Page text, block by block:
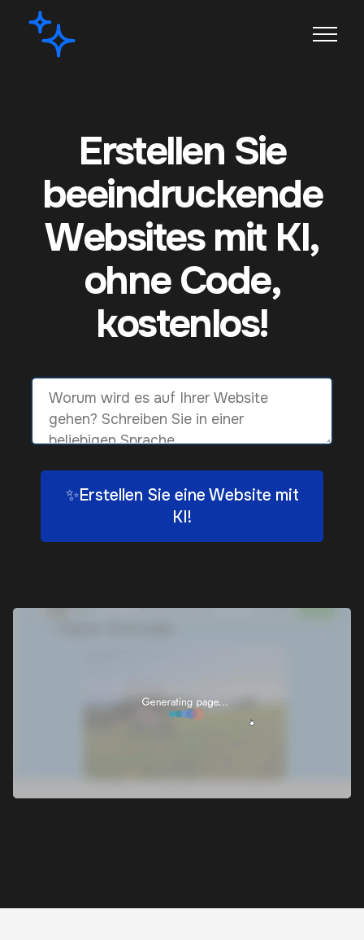
Erstellen Sie
beeindruckende
Websites mit KI,
ohne Code,
kostenlos!
✨Erstellen Sie eine Website mit
KI!